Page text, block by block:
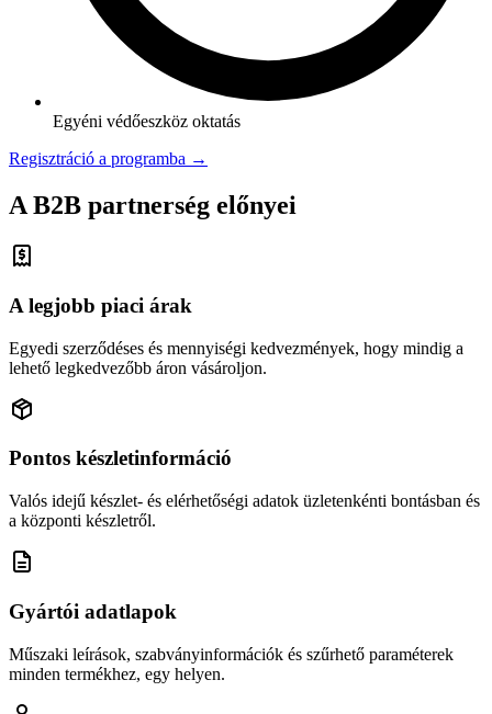
Egyéni védőeszköz oktatás
Regisztráció a programba →
A B2B partnerség előnyei
A legjobb piaci árak
Egyedi szerződéses és mennyiségi kedvezmények, hogy mindig a
lehető legkedvezőbb áron vásároljon.
Pontos készletinformáció
Valós idejű készlet- és elérhetőségi adatok üzletenkénti bontásban és
a központi készletről.
Gyártói adatlapok
Műszaki leírások, szabványinformációk és szűrhető paraméterek
minden termékhez, egy helyen.